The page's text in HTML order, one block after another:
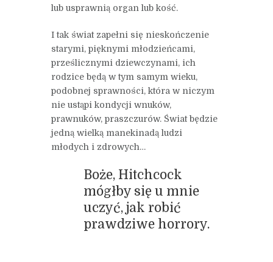
lub usprawnią organ lub kość.
I tak świat zapełni się nieskończenie
starymi, pięknymi młodzieńcami,
prześlicznymi dziewczynami, ich
rodzice będą w tym samym wieku,
podobnej sprawności, która w niczym
nie ustąpi kondycji wnuków,
prawnuków, praszczurów. Świat będzie
jedną wielką manekinadą ludzi
młodych i zdrowych…
Boże, Hitchcock
mógłby się u mnie
uczyć, jak robić
prawdziwe horrory.